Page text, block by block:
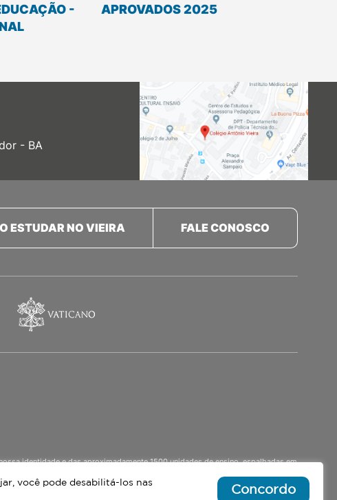
-
APROVADOS 2025
- BA
ESTUDAR NO VIEIRA FALE CONOSCO
identidade e das aproximadamente 1500 unidades de ensino, espalhadas em
você pode desabilitá-los nas
Concordo